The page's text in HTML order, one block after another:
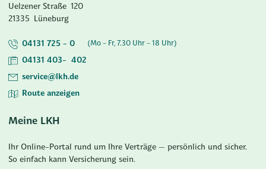
Uelzener Straße 120
21335 Lüneburg
04131 725 - 0 (Mo - Fr, 7.30 Uhr - 18 Uhr)
04131 403- 402
service@lkh.de
Route anzeigen
Meine LKH
Ihr Online-Portal rund um Ihre Verträge – persönlich und sicher.
So einfach kann Versicherung sein.